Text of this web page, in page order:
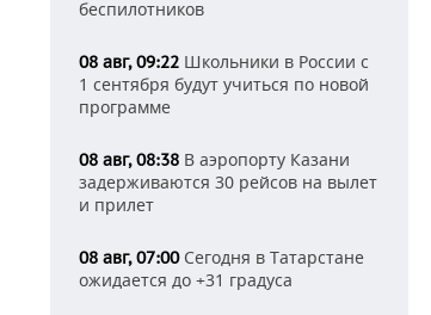
беспилотников
08 авг, 09:22 Школьники в России с
1 сентября будут учиться по новой
программе
08 авг, 08:38 В аэропорту Казани
задерживаются 30 рейсов на вылет
и прилет
08 авг, 07:00Сегодня в Татарстане
ожидается до +31 градуса